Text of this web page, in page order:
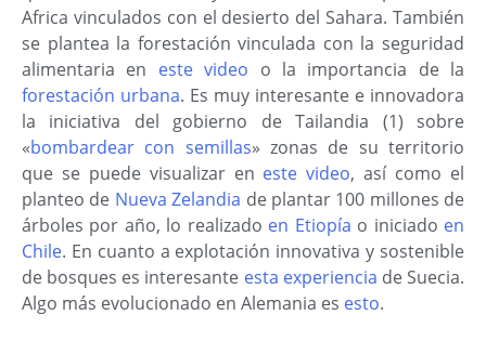
Africa vinculados con el desierto del Sahara. También
se plantea la forestación vinculada con la seguridad
alimentaria en este video o la importancia de la
forestación urbana. Es muy interesante e innovadora
la iniciativa del gobierno de Tailandia (1) sobre
«bombardear con semillas» zonas de su territorio
que se puede visualizar en este video, así como el
planteo de Nueva Zelandia de plantar 100 millones de
árboles por año, lo realizado en Etiopía o iniciado en
Chile. En cuanto a explotación innovativa y sostenible
de bosques es interesante esta experiencia de Suecia.
Algo más evolucionado en Alemania es esto.